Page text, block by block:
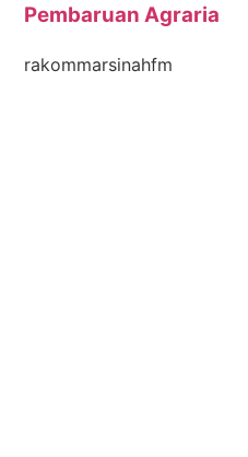
Pembaruan Agraria
rakommarsinahfm